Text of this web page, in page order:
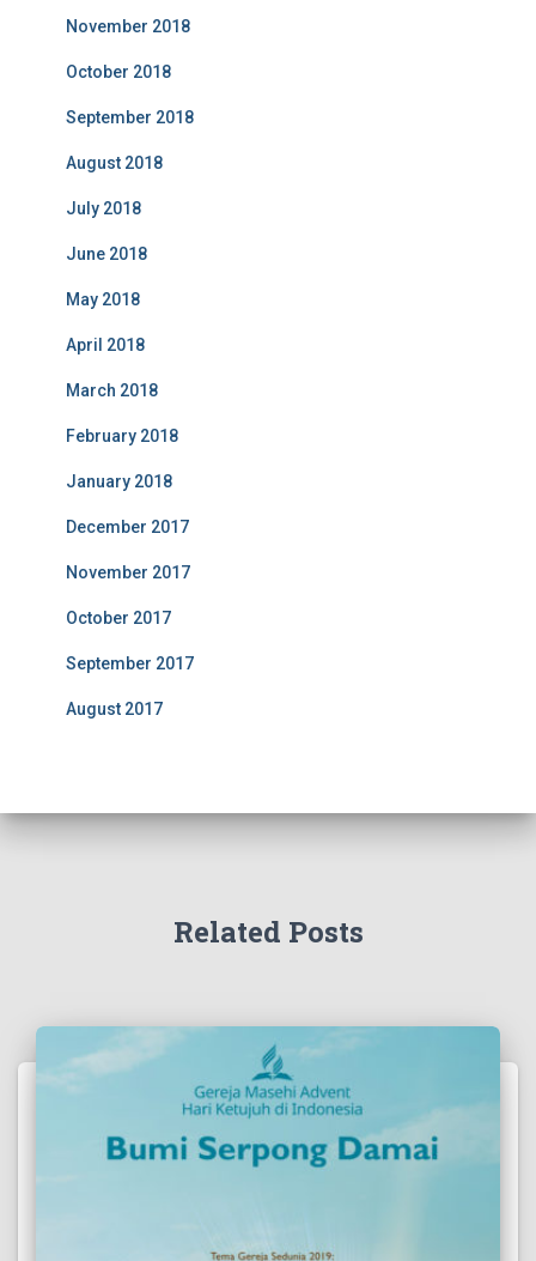
November 2018
October 2018
September 2018
August 2018
July 2018
June 2018
May 2018
April 2018
March 2018
February 2018
January 2018
December 2017
November 2017
October 2017
September 2017
August 2017
Related Posts